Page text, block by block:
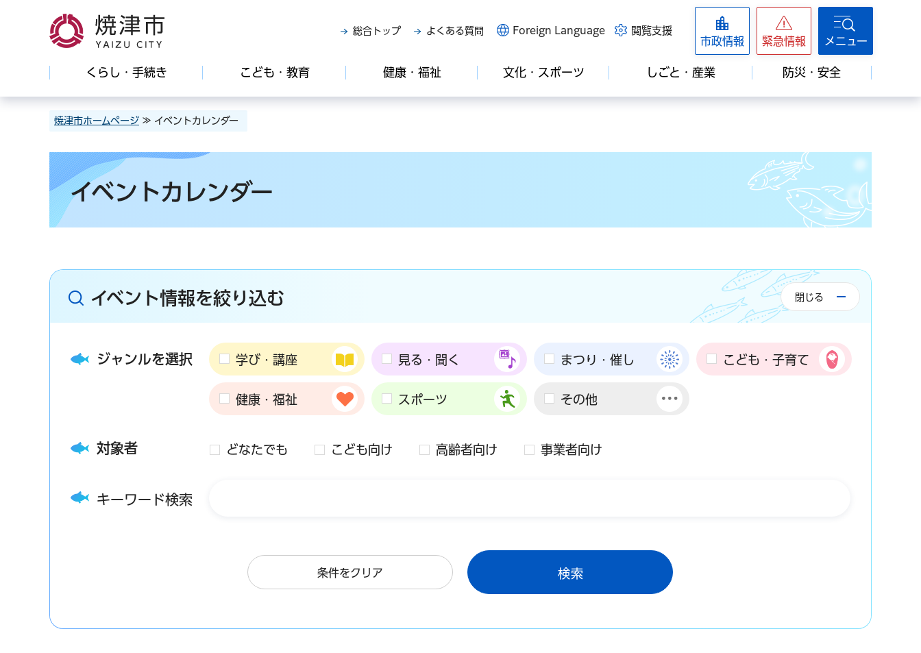
焼津市
総合トップ よくある質問 Foreign Language 閲覧支援
市政情報 緊急情報 メニュー
くらし・手続き こども・教育 健康・福祉 文化・スポーツ しごと・産業 防災・安全
焼津市ホームページ ≫ イベントカレンダー
イベントカレンダー
イベント情報を絞り込む 閉じる
ジャンルを選択 学び・講座 見る・聞く まつり・催し こども・子育て
健康・福祉 スポーツ その他
対象者 どなたでも こども向け 高齢者向け 事業者向け
キーワード検索
条件をクリア